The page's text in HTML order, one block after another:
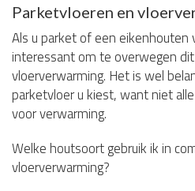
Parketvloeren en
Als u parket of een eikenhouten
interessant om te overwegen
vloerverwarming. Het is wel
parketvloer u kiest, want niet
voor verwarming.
Welke houtsoort gebruik ik in
vloerverwarming?